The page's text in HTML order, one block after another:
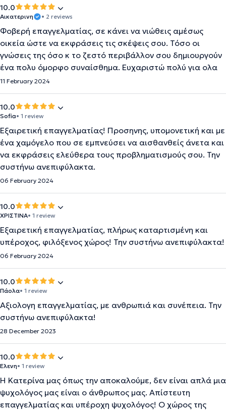
10.0
Αικατερινη • 2 reviews
Φοβερή επαγγελματίας, σε κάνει να νιώθεις αμέσως
οικεία ώστε να εκφράσεις τις σκέψεις σου. Τόσο οι
γνώσεις της όσο κ το ζεστό περιβάλλον σου δημιουργούν
ένα πολυ όμορφο συναίσθημα. Ευχαριστώ πολύ για ολα
11 February 2024
10.0
Sofia• 1 review
Εξαιρετική επαγγελματίας! Προσηνης, υπομονετική και με
ένα χαμόγελο που σε εμπνεύσει να αισθανθείς άνετα και
να εκφράσεις ελεύθερα τους προβληματισμούς σου. Την
συστήνω ανεπιφύλακτα.
06 February 2024
10.0
ΧΡΙΣΤΙΝΑ• 1 review
Εξαιρετική επαγγελματίας, πλήρως καταρτισμένη και
υπέροχος, φιλόξενος χώρος! Την συστήνω ανεπιφύλακτα!
06 February 2024
10.0
Πάολα• 1 review
Αξιολογη επαγγελματίας, με ανθρωπιά και συνέπεια. Την
συστήνω ανεπιφύλακτα!
28 December 2023
10.0
Ελενη• 1 review
Η Κατερίνα μας όπως την αποκαλούμε, δεν είναι απλά μια
ψυχολόγος μας είναι ο άνθρωπος μας. Απίστευτη
επαγγελματίας και υπέροχη ψυχολόγος! Ο χώρος της